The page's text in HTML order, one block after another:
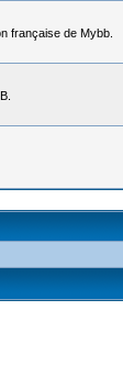
française de Mybb.